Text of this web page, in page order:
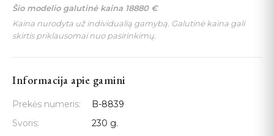
Šio modelio galutinė kaina 18880 €
Kaina nurodyta už individualią gamybą. Galutinė kaina gali
skirtis priklausomai nuo pasirinkimų.
Informacija apie gamini
Prekės numeris:
B-8839
Svoris:
230 g.